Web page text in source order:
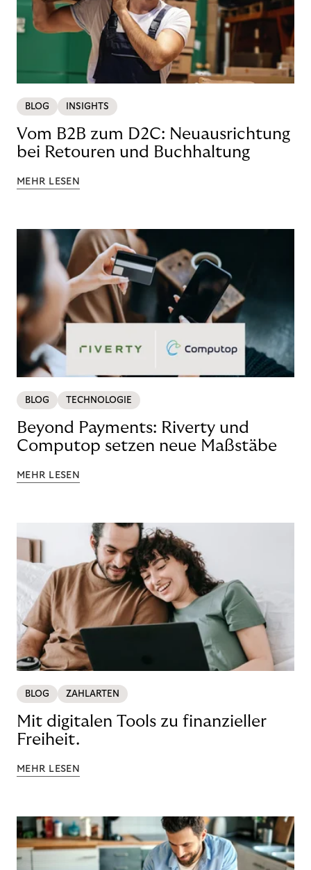
BLOG INSIGHTS
Vom B2B zum D2C: Neuausrichtung
bei Retouren und Buchhaltung
MEHR LESEN
BLOG TECHNOLOGIE
Beyond Payments: Riverty und
Computop setzen neue Maßstäbe
MEHR LESEN
BLOG ZAHLARTEN
Mit digitalen Tools zu finanzieller
Freiheit.
MEHR LESEN